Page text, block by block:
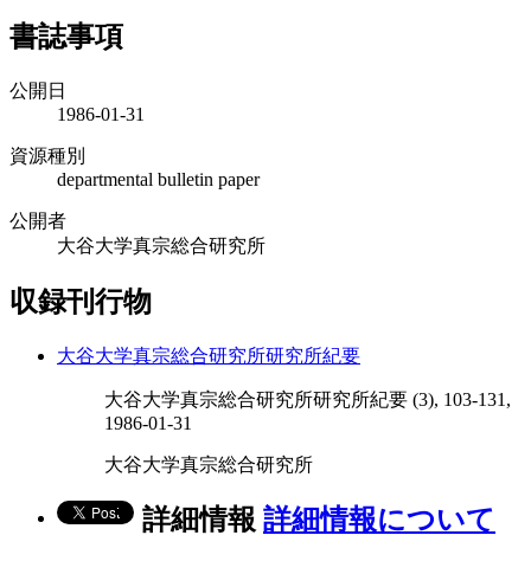
書誌事項
公開日
1986-01-31
資源種別
departmental bulletin paper
公開者
大谷大学真宗総合研究所
収録刊行物
大谷大学真宗総合研究所研究所紀要
大谷大学真宗総合研究所研究所紀要 (3), 103-131,
1986-01-31
大谷大学真宗総合研究所
詳細情報 詳細情報について